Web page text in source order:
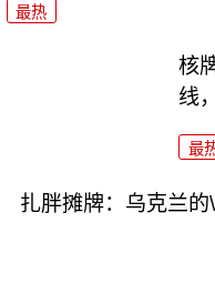
最热
核
线
最
扎胖摊牌：乌克兰的